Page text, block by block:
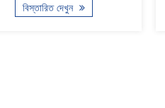
বিস্তারিত দেখুন